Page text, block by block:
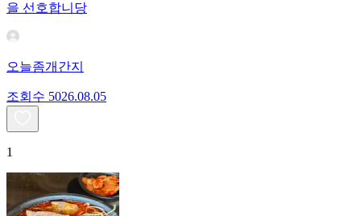
을 선호합니당
오늘좀개간지
조회수 5026.08.05
1